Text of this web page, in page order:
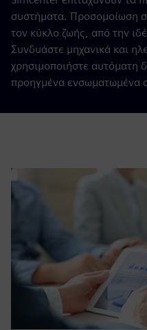
συστήματα. Προσομοίωση
τον κύκλο ζωής, από την
Συνδυάστε μηχανικά και
χρησιμοποιήστε αυτόματη
προηγμένα ενσωματωμένα